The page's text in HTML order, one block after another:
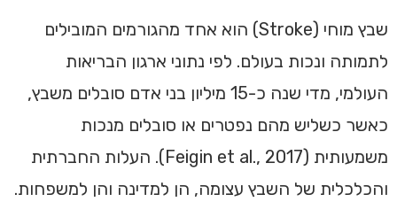
שבץ מוחי (Stroke) הוא אחד מהגורמים המובילים
לתמותה ונכות בעולם. לפי נתוני ארגון הבריאות
העולמי, מדי שנה כ-15 מיליון בני אדם סובלים משבץ,
כאשר כשליש מהם נפטרים או סובלים מנכות
משמעותית (Feigin et al., 2017). העלות החברתית
והכלכלית של השבץ עצומה, הן למדינה והן למשפחות.